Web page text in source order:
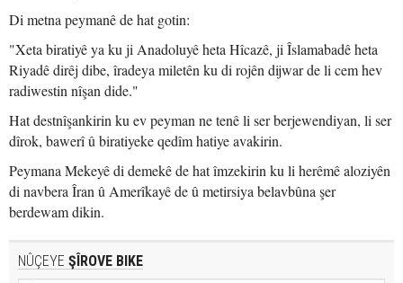
Di metna peymanê de hat gotin:
"Xeta biratiyê ya ku ji Anadoluyê heta Hîcazê, ji Îslamabadê heta
Riyadê dirêj dibe, îradeya miletên ku di rojên dijwar de li cem hev
radiwestin nîşan dide."
Hat destnîşankirin ku ev peyman ne tenê li ser berjewendiyan, li ser
dîrok, bawerî û biratiyeke qedîm hatiye avakirin.
Peymana Mekeyê di demekê de hat îmzekirin ku li herêmê aloziyên
di navbera Îran û Amerîkayê de û metirsiya belavbûna şer
berdewam dikin.
NÛÇEYE ŞÎROVE BIKE